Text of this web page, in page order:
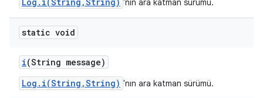
'nın ara katman sürümü.
static void
i(String message)
Log.i(String,String) 'nın ara katman sürümü.